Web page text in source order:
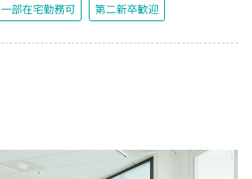
一部在宅勤務可 第二新卒歓迎